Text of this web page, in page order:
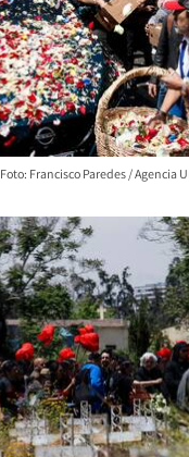
Foto: Francisco Paredes / Agencia